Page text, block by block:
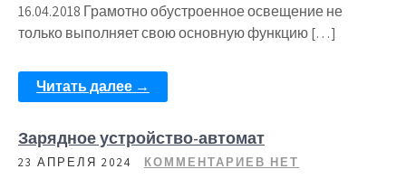
16.04.2018 Грамотно обустроенное освещение не
только выполняет свою основную функцию […]
Читать далее →
Зарядное устройство-автомат
23 АПРЕЛЯ 2024 КОММЕНТАРИЕВ НЕТ